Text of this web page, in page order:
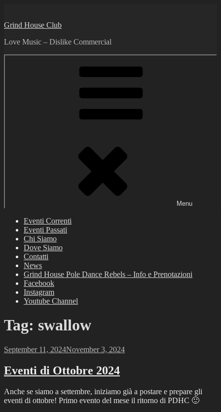
content
Grind House Club
Love Music – Dislike Commercial
Menu
Eventi Correnti
Eventi Passati
Chi Siamo
Dove Siamo
Contatti
News
Grind House Pole Dance Rebels – Info e Prenotazioni
Facebook
Instagram
Youtube Channel
Tag: swallow
Posted
September 11, 2024November 3, 2024
Eventi di Ottobre 2024
Anche se siamo a settembre, iniziamo già a postare e prepare gli
eventi di ottobre! Primo evento del mese il ritorno di PDHC 🙂